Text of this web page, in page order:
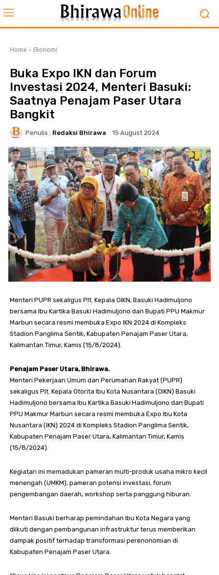
Home Ekonomi
Buka Expo IKN dan Forum
Investasi 2024, Menteri Basuki:
Saatnya Penajam Paser Utara
Bangkit
Penulis : Redaksi Bhirawa 15 August 2024
Menteri PUPR sekaligus Plt. Kepala OIKN, Basuki Hadimuljono
bersama Ibu Kartika Basuki Hadimuljono dan Bupati PPU Makmur
Marbun secara resmi membuka Expo IKN 2024 di Kompleks
Stadion Panglima Sentik, Kabupaten Penajam Paser Utara,
Kalimantan Timur, Kamis (15/8/2024).
Penajam Paser Utara, Bhirawa.
Menteri Pekerjaan Umum dan Perumahan Rakyat (PUPR)
sekaligus Plt. Kepala Otorita Ibu Kota Nusantara (OIKN) Basuki
Hadimuljono bersama Ibu Kartika Basuki Hadimuljono dan Bupati
PPU Makmur Marbun secara resmi membuka Expo Ibu Kota
Nusantara (IKN) 2024 di Kompleks Stadion Panglima Sentik,
Kabupaten Penajam Paser Utara, Kalimantan Timur, Kamis
(15/8/2024).
Kegiatan ini memadukan pameran multi-produk usaha mikro kecil
menengah (UMKM), pameran potensi investasi, forum
pengembangan daerah, workshop serta panggung hiburan.
Menteri Basuki berharap pemindahan Ibu Kota Negara yang
diikuti dengan pembangunan infrastruktur terus memberikan
dampak positif terhadap transformasi perenonomian di
Kabupaten Penajam Paser Utara.